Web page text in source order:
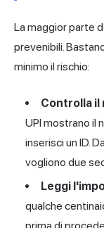
La maggior parte
prevenibili.
minimo il rischio:
Controlla il
UPI mostrano il
inserisci un ID.
vogliono due
Leggi
qualche